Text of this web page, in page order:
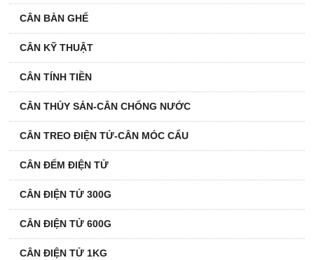
CÂN BÀN GHẾ
CÂN KỸ THUẬT
CÂN TÍNH TIỀN
CÂN THỦY SẢN-CÂN CHỐNG NƯỚC
CÂN TREO ĐIỆN TỬ-CÂN MÓC CẨU
CÂN ĐẾM ĐIỆN TỬ
CÂN ĐIỆN TỬ 300G
CÂN ĐIỆN TỬ 600G
CÂN ĐIỆN TỬ 1KG